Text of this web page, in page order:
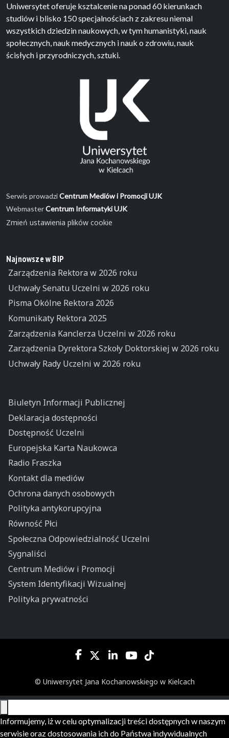
Uniwersytet oferuje ksztalcenie na ponad 60 kierunkach
studiów i blisko 150 specjalnościach z zakresu niemal
wszystkich dziedzin naukowych, w tym humanistyki, nauk
społecznych, nauk medycznych i nauk o zdrowiu, nauk
ścisłych i przyrodniczych, sztuki.
Serwis prowadziCentrum Mediów i Promocji UJK
WebmasterCentrum Informatyki UJK
Zmień ustawienia plików cookie
Najnowsze w BIP
Zarządzenia Rektora w 2026 roku
Uchwały Senatu Uczelni w 2026 roku
Pisma Okólne Rektora 2026
Komunikaty Rektora 2025
Zarządzenia Kanclerza Uczelni w 2026 roku
Zarządzenia Dyrektora Szkoły Doktorskiej w 2026 roku
Uchwały Rady Uczelni w 2026 roku
Biuletyn Informacji Publicznej
Deklaracja dostępności
Dostępność Uczelni
Europejska Karta Naukowca
Radio Fraszka
Kontakt dla mediów
Ochrona danych osobowych
Polityka antykorupcyjna
Równość Płci
Społeczna Odpowiedzialność Uczelni
Sygnaliści
Centrum Mediów i Promocji
System Identyfikacji Wizualnej
Polityka prywatności
© Uniwersytet Jana Kochanowskiego w Kielcach
Informujemy, iż w celu optymalizacji treści dostępnych w naszym
serwisie oraz dostosowania ich do Państwa indywidualnych